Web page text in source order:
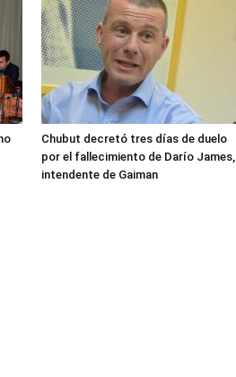
Chubut decretó tres días de duelo
por el fallecimiento de Darío James,
intendente de Gaiman